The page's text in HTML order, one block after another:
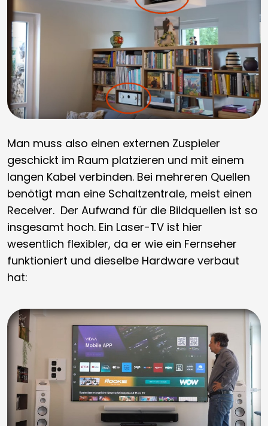
Man muss also einen externen Zuspieler
geschickt im Raum platzieren und mit einem
langen Kabel verbinden. Bei mehreren Quellen
benötigt man eine Schaltzentrale, meist einen
Receiver. Der Aufwand für die Bildquellen ist so
insgesamt hoch. Ein Laser-TV ist hier
wesentlich flexibler, da er wie ein Fernseher
funktioniert und dieselbe Hardware verbaut
hat: